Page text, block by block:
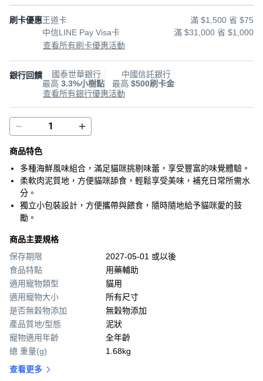
刷卡優惠王道卡
滿 $1,500 省 $75
中信LINE Pay Visa卡
滿 $31,000 省 $1,000
查看所有刷卡優惠活動
銀行回饋
國泰世華銀行
最高 3.3%小樹點
中國信託銀行
最高 $500刷卡金
查看所有銀行優惠活動
商品特色
多種海鮮風味組合，滿足貓咪挑剔味蕾，享受豐富的味覺體驗。
柔軟肉泥質地，方便貓咪舔食，輕鬆享受美味，補充日常所需水
分。
獨立小包裝設計，方便攜帶與餵食，隨時隨地給予貓咪愛的鼓
勵。
商品主要規格
保存期限
2027-05-01 或以後
食品特點
用藥輔助
適用寵物類型
貓用
適用寵物大小
所有尺寸
是否無穀物添加
無穀物添加
產品質地/型態
泥狀
寵物適用年齡
全年齡
總 重量(g)
1.68kg
查看更多